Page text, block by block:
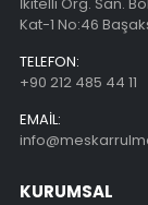
Kat-1 No:46
TELEFON:
+90 212 485 44 11
EMAIL:
KURUMSAL